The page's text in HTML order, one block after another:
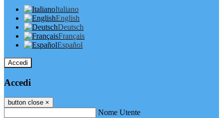
Italiano
English
Deutsch
Français
Español
Accedi
Accedi
button close ×
Nome Utente